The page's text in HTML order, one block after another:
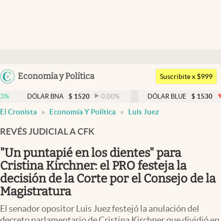
Argentina
Economía y Política
Members
Economía y Política
Finanzas y Mercados
Mercados Online
Negocios
Columnistas
Otras secciones
Apertura
Suscribite x $999
BNA $ 1520 0.00% DÓLAR BLUE $ 1530 -0.65%
El Cronista Economía Y Política Luis Juez
REVÉS JUDICIAL A CFK
"Un puntapié en los dientes" para
Cristina Kirchner: el PRO festeja la
decisión de la Corte por el Consejo de la
Magistratura
El senador opositor Luis Juez festejó la anulación del